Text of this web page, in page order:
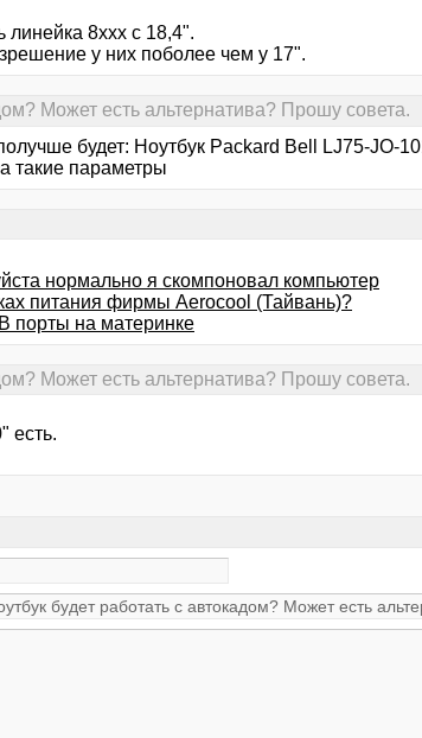
линейка 8ххх с 18,4".
у них поболее чем у 17".
Может есть альтернатива? Прошу совета.
будет: Ноутбук Packard Bell LJ75-JO-
такие параметры
нормально я скомпоновал компьютер
питания фирмы Aerocool (Тайвань)?
порты на материнке
Может есть альтернатива? Прошу совета.
есть.